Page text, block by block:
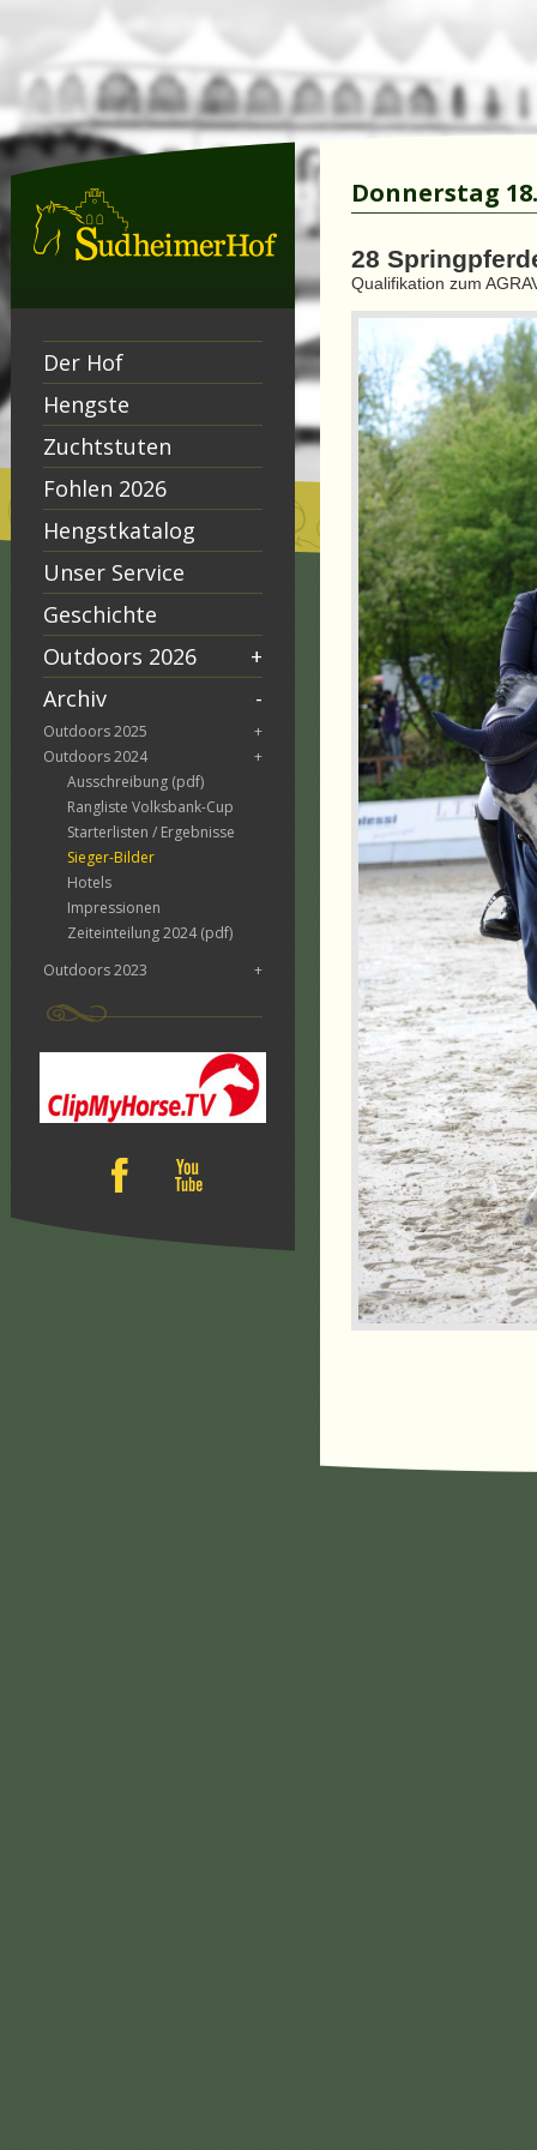
Der Hof
Hengste
Zuchtstuten
Fohlen 2026
Hengstkatalog
Unser Service
Geschichte
Outdoors 2026
+
Archiv
-
Outdoors 2025
+
Outdoors 2024
+
Ausschreibung (pdf)
Rangliste Volksbank-Cup
Starterlisten / Ergebnisse
Sieger-Bilder
Hotels
Impressionen
Zeiteinteilung 2024 (pdf)
Outdoors 2023
+
Donnerstag
28
Qualifikation zum